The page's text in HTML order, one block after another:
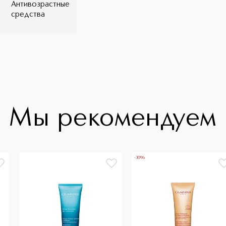
наб., д.52, стр.3 Изготовитель:
Франция Срок годности указан на
Антивозрастные
средства
Мы рекомендуем
-30%